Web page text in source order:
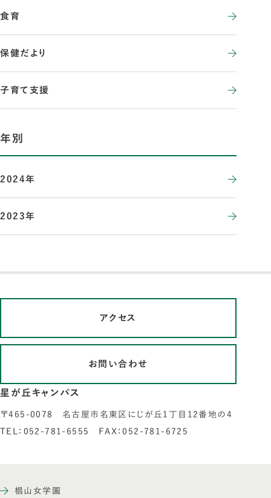
食育
保健だより
子育て支援
年別
2024年
2023年
アクセス
お問い合わせ
星が丘キャンパス
〒465-0078 名古屋市名東区にじが丘1丁目12番地の4
TEL：052-781-6555 FAX：052-781-6725
椙山女学園